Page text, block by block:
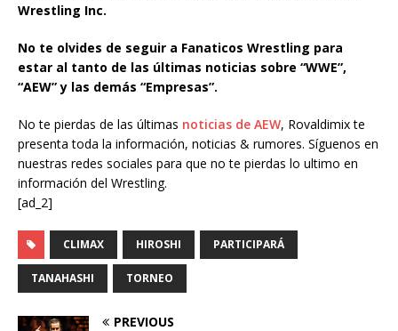
Wrestling Inc.
No te olvides de seguir a Fanaticos Wrestling para
estar al tanto de las últimas noticias sobre “WWE”,
“AEW” y las demás “Empresas”.
No te pierdas de las últimas noticias de AEW, Rovaldimix te
presenta toda la información, noticias & rumores. Síguenos en
nuestras redes sociales para que no te pierdas lo ultimo en
información del Wrestling.
[ad_2]
CLIMAX HIROSHI PARTICIPARÁ
TANAHASHI TORNEO
PREVIOUS